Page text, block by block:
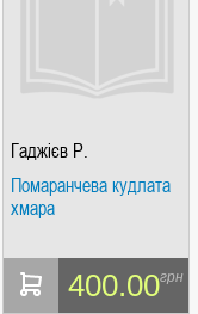
Гаджієв Р.
Помаранчева кудлата
хмара
400.00грн